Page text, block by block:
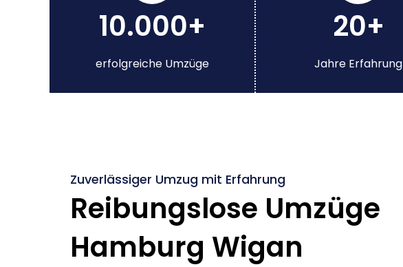
10.000+
erfolgreiche Umzüge
20+
Jahre Erfahrung
Zuverlässiger Umzug mit Erfahrung
Reibungslose Umzüge
Hamburg Wigan